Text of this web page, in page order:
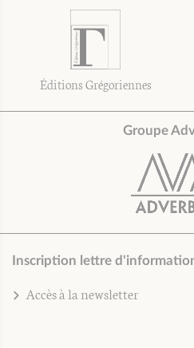
Éditions Grégoriennes
Groupe
Inscription lettre
Accès à la newsletter